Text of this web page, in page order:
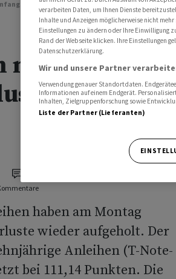
wett und stagnieren
machen
wett und
haben am Montag
wieder aufgeholt. Der
Anleihen (T-Note-
bei 111,14 Punkten. Die
verarbeiten Daten, um Ihnen Dienste
Inhalte und Anzeigen möglicherweise nicht
Einstellungen zu ändern oder Ihre Einwilligung
Rand der Webseite klicken. Ihre Einstellungen
Datenschutzerklärung.
Wir und unsere Partner
Verwendung genauer Standortdaten.
Informationen auf einem Endgerät.
Inhalten, Zielgruppenforschung sowie
Liste der Partner (Lieferanten)